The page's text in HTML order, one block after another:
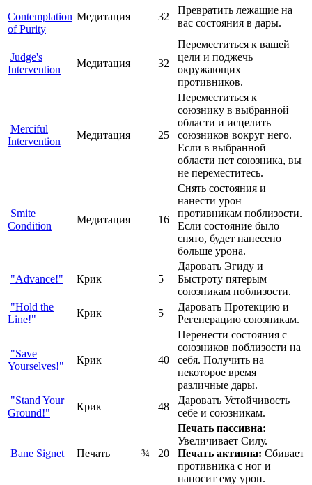
Contemplation
of Purity
Медитация 32
Превратить лежащие на
вас состояния в дары.
Judge's
Intervention
Медитация 32
Переместиться к вашей
цели и поджечь
окружающих
противников.
Merciful
Intervention
Медитация 25
Переместиться к
союзнику в выбранной
области и исцелить
союзников вокруг него.
Если в выбранной
области нет союзника, вы
не переместитесь.
Smite
Condition
Медитация 16
Снять состояния и
нанести урон
противникам поблизости.
Если состояние было
снято, будет нанесено
больше урона.
"Advance!" Крик 5
Даровать Эгиду и
Быстроту пятерым
союзникам поблизости.
"Hold the
Line!"
Крик 5
Даровать Протекцию и
Регенерацию союзникам.
"Save
Yourselves!"
Крик 40
Перенести состояния с
союзников поблизости на
себя. Получить на
некоторое время
различные дары.
"Stand Your
Ground!"
Крик 48
Даровать Устойчивость
себе и союзникам.
Bane Signet Печать ¾ 20
Печать пассивна:
Увеличивает Силу.
Печать активна: Сбивает
противника с ног и
наносит ему урон.